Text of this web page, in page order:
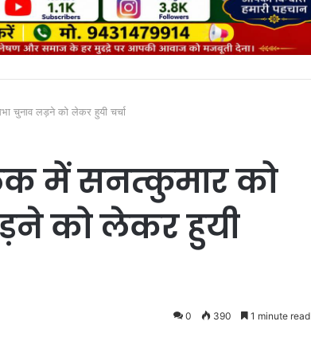
चुनाव लड़ने को लेकर हुयी चर्चा
में सनत्कुमार को
को लेकर हुयी
0 390 1 minute read